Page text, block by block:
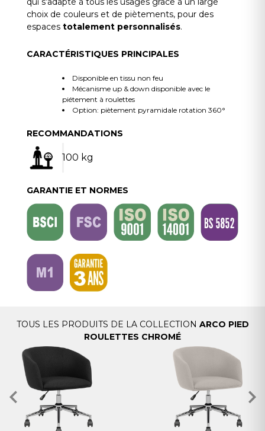
choix de couleurs et de piètements, pour des
espaces totalement personnalisés.
CARACTÉRISTIQUES PRINCIPALES
Disponible en tissu non feu
Mécanisme up & down disponible avec le
piétement à roulettes
Option: piètement pyramidale rotation 360°
RECOMMANDATIONS
100 kg
GARANTIE ET NORMES
TOUS LES PRODUITS DE LA COLLECTION ARCO PIED
ROULETTES CHROMÉ